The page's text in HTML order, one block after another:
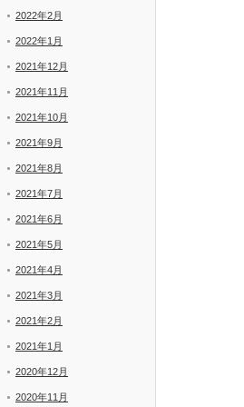
2022年2月
2022年1月
2021年12月
2021年11月
2021年10月
2021年9月
2021年8月
2021年7月
2021年6月
2021年5月
2021年4月
2021年3月
2021年2月
2021年1月
2020年12月
2020年11月